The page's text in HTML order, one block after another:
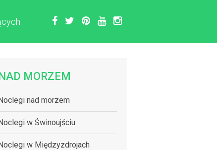
MORZEM
nad morzem
w Świnoujściu
w Międzyzdrojach